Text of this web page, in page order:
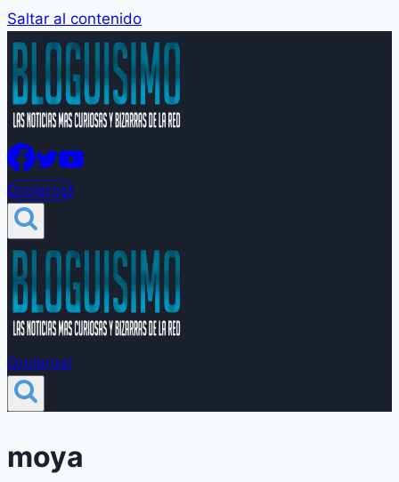
Saltar al contenido
Groleros!
Groleros!
moya